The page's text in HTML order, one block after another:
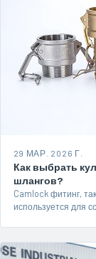
29 МАР. 2026 Г.
Как выбрать
шлангов?
Camlock фитинг,
используется для